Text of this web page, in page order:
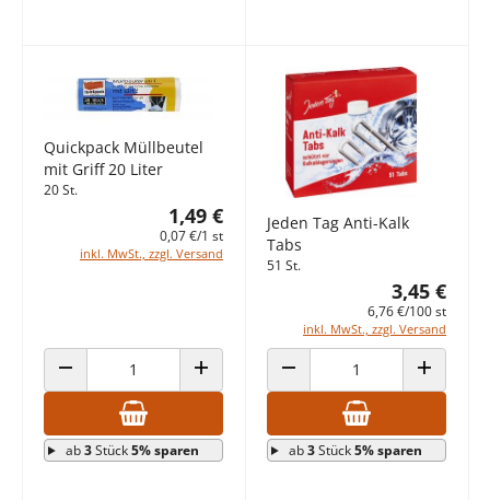
Quickpack Müllbeutel
mit Griff 20 Liter
20 St.
1,49 €
0,07 €/1 st
inkl. MwSt., zzgl. Versand
ANZAHL VERRINGERN ANZAHL ERHÖHEN
ab3Stück5% sparen
Jeden Tag Anti-Kalk
Tabs
51 St.
3,45 €
6,76 €/100 st
inkl. MwSt., zzgl. Versand
ANZAHL VERRINGERN ANZAHL
ab3Stück5% sparen